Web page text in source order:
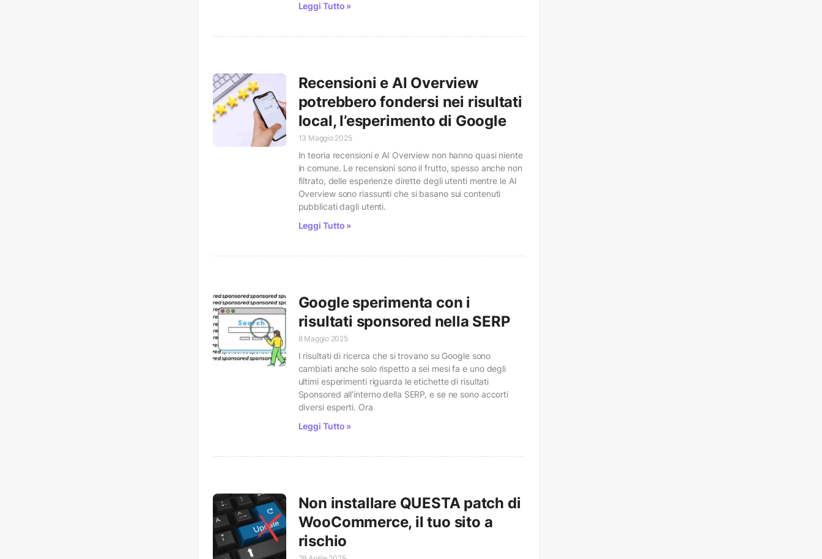
Leggi Tutto »
Recensioni e AI Overview
potrebbero fondersi nei risultati
local, l’esperimento di Google
13 Maggio 2025
In teoria recensioni e AI Overview non hanno quasi niente
in comune. Le recensioni sono il frutto, spesso anche non
filtrato, delle esperienze dirette degli utenti mentre le AI
Overview sono riassunti che si basano sui contenuti
pubblicati dagli utenti.
Leggi Tutto »
Google sperimenta con i
risultati sponsored nella SERP
8 Maggio 2025
I risultati di ricerca che si trovano su Google sono
cambiati anche solo rispetto a sei mesi fa e uno degli
ultimi esperimenti riguarda le etichette di risultati
Sponsored all’interno della SERP, e se ne sono accorti
diversi esperti. Ora
Leggi Tutto »
Non installare QUESTA patch di
WooCommerce, il tuo sito a
rischio